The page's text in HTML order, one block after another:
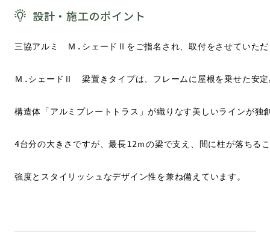
設計・施工のポイント
三協アルミ　Ｍ.シェードⅡをご指名され、取付をさせていた
Ｍ.シェードⅡ　梁置きタイプは、フレームに屋根を乗せた安
構造体「アルミプレートトラス」が織りなす美しいラインが独
4台分の大きさですが、最長12ｍの梁で支え、間に柱が落ちる
強度とスタイリッシュなデザイン性を兼ね備えています。